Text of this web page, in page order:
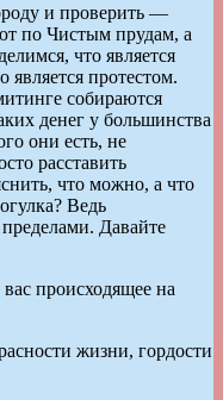
и проверить —
по Чистым прудам, а
что является
является протестом.
собираются
денег у большинства
они есть, не
расставить
что можно, а что
Ведь
пределами. Давайте
происходящее на
жизни, гордости